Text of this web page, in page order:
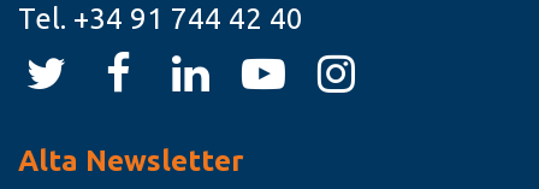
Tel. +34 91 744 42 40
Alta Newsletter